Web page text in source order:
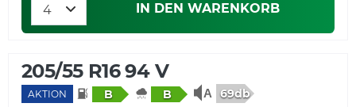
IN DEN WARENKORB
205/55 R16 94 V
AKTION B B 69db